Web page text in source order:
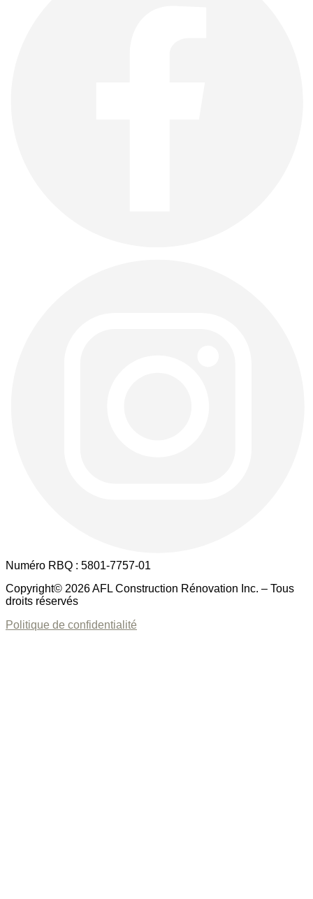
Numéro RBQ : 5801-7757-01
Copyright© 2026 AFL Construction Rénovation Inc. – Tous
droits réservés
Politique de confidentialité